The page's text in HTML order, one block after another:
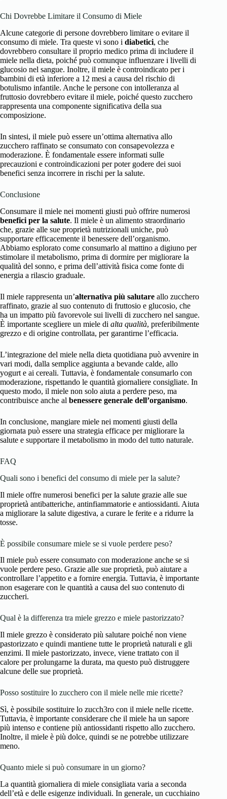
Chi Dovrebbe Limitare il Consumo di Miele
Alcune categorie di persone dovrebbero limitare o evitare il
consumo di miele. Tra queste vi sono i diabetici, che
dovrebbero consultare il proprio medico prima di includere il
miele nella dieta, poiché può comunque influenzare i livelli di
glucosio nel sangue. Inoltre, il miele è controindicato per i
bambini di età inferiore a 12 mesi a causa del rischio di
botulismo infantile. Anche le persone con intolleranza al
fruttosio dovrebbero evitare il miele, poiché questo zucchero
rappresenta una componente significativa della sua
composizione.
In sintesi, il miele può essere un’ottima alternativa allo
zucchero raffinato se consumato con consapevolezza e
moderazione. È fondamentale essere informati sulle
precauzioni e controindicazioni per poter godere dei suoi
benefici senza incorrere in rischi per la salute.
Conclusione
Consumare il miele nei momenti giusti può offrire numerosi
benefici per la salute. Il miele è un alimento straordinario
che, grazie alle sue proprietà nutrizionali uniche, può
supportare efficacemente il benessere dell’organismo.
Abbiamo esplorato come consumarlo al mattino a digiuno per
stimolare il metabolismo, prima di dormire per migliorare la
qualità del sonno, e prima dell’attività fisica come fonte di
energia a rilascio graduale.
Il miele rappresenta un’alternativa più salutare allo zucchero
raffinato, grazie al suo contenuto di fruttosio e glucosio, che
ha un impatto più favorevole sui livelli di zucchero nel sangue.
È importante scegliere un miele di alta qualità, preferibilmente
grezzo e di origine controllata, per garantirne l’efficacia.
L’integrazione del miele nella dieta quotidiana può avvenire in
vari modi, dalla semplice aggiunta a bevande calde, allo
yogurt e ai cereali. Tuttavia, è fondamentale consumarlo con
moderazione, rispettando le quantità giornaliere consigliate. In
questo modo, il miele non solo aiuta a perdere peso, ma
contribuisce anche al benessere generale dell’organismo.
In conclusione, mangiare miele nei momenti giusti della
giornata può essere una strategia efficace per migliorare la
salute e supportare il metabolismo in modo del tutto naturale.
FAQ
Quali sono i benefici del consumo di miele per la salute?
Il miele offre numerosi benefici per la salute grazie alle sue
proprietà antibatteriche, antinfiammatorie e antiossidanti. Aiuta
a migliorare la salute digestiva, a curare le ferite e a ridurre la
tosse.
È possibile consumare miele se si vuole perdere peso?
Il miele può essere consumato con moderazione anche se si
vuole perdere peso. Grazie alle sue proprietà, può aiutare a
controllare l’appetito e a fornire energia. Tuttavia, è importante
non esagerare con le quantità a causa del suo contenuto di
zuccheri.
Qual è la differenza tra miele grezzo e miele pastorizzato?
Il miele grezzo è considerato più salutare poiché non viene
pastorizzato e quindi mantiene tutte le proprietà naturali e gli
enzimi. Il miele pastorizzato, invece, viene trattato con il
calore per prolungarne la durata, ma questo può distruggere
alcune delle sue proprietà.
Posso sostituire lo zucchero con il miele nelle mie ricette?
Sì, è possibile sostituire lo zucch3ro con il miele nelle ricette.
Tuttavia, è importante considerare che il miele ha un sapore
più intenso e contiene più antiossidanti rispetto allo zucchero.
Inoltre, il miele è più dolce, quindi se ne potrebbe utilizzare
meno.
Quanto miele si può consumare in un giorno?
La quantità giornaliera di miele consigliata varia a seconda
dell’età e delle esigenze individuali. In generale, un cucchiaino